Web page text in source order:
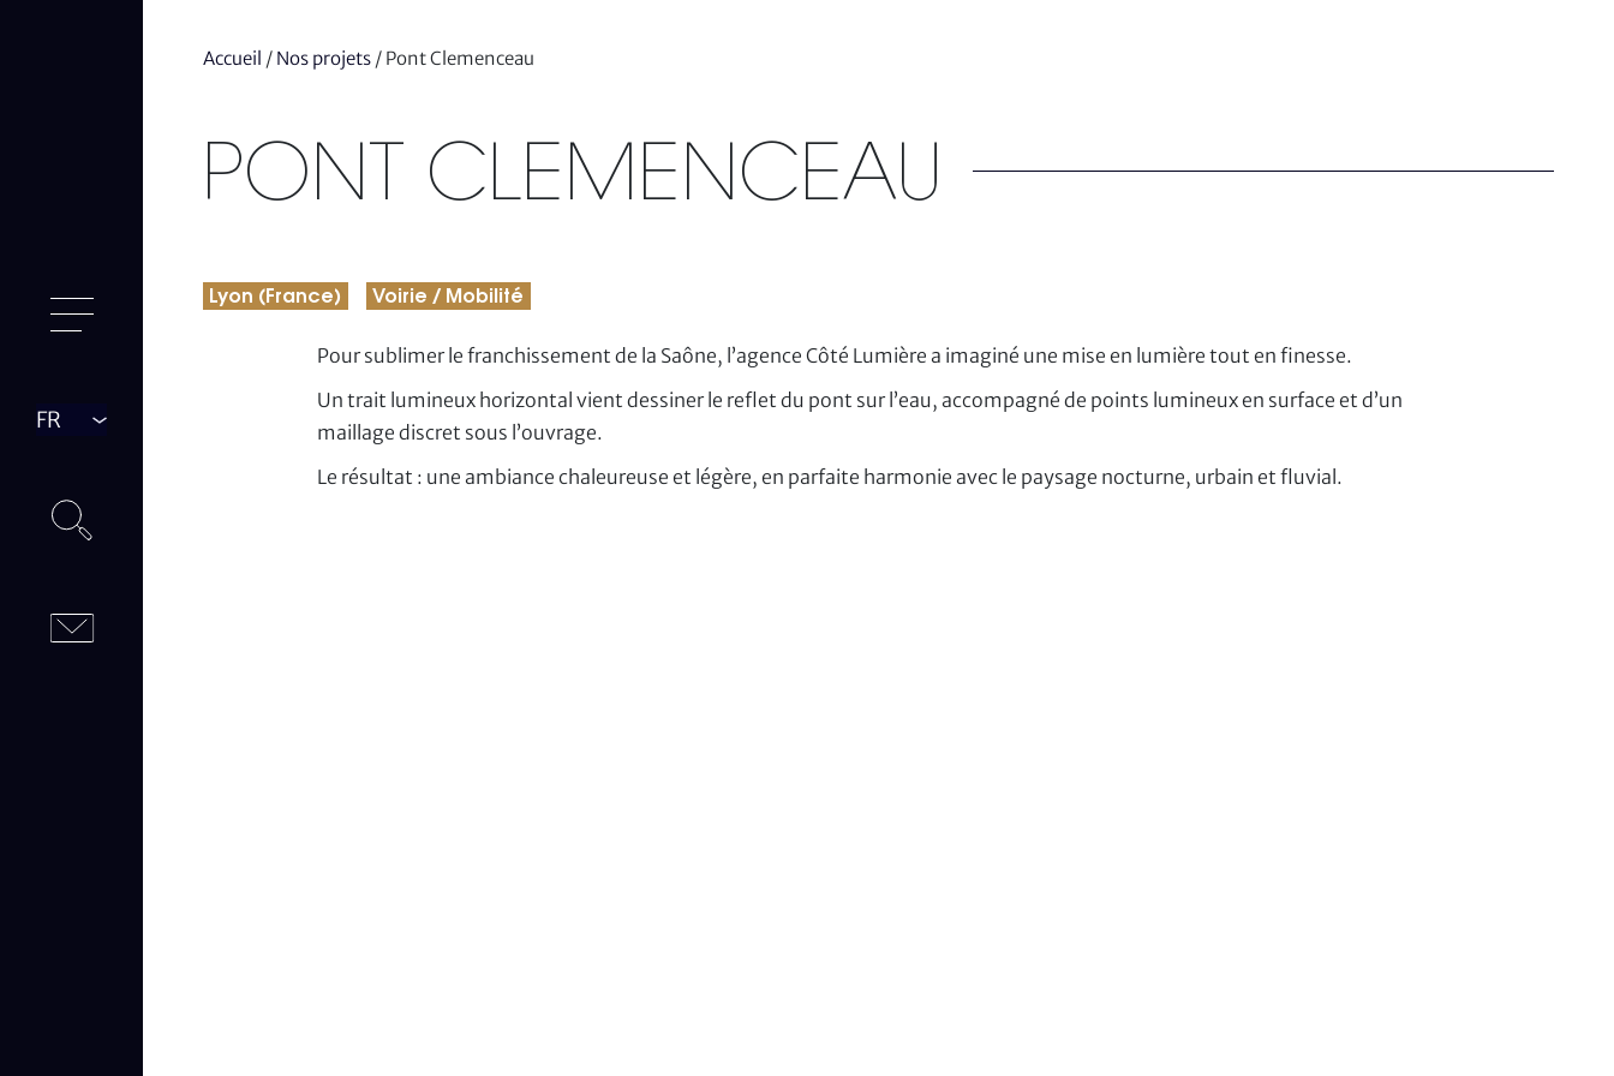
Langue
Accueil / Nos projets / Pont Clemenceau
PONT CLEMENCEAU
Lyon (France) Voirie / Mobilité
Pour sublimer le franchissement de la Saône, l’agence Côté Lumière a imaginé une mise en lumière tout en finesse.
Un trait lumineux horizontal vient dessiner le reflet du pont sur l’eau, accompagné de points lumineux en surface et d’un
maillage discret sous l’ouvrage.
Le résultat : une ambiance chaleureuse et légère, en parfaite harmonie avec le paysage nocturne, urbain et fluvial.